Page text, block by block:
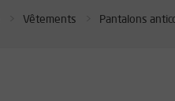
Vêtements Pantalons